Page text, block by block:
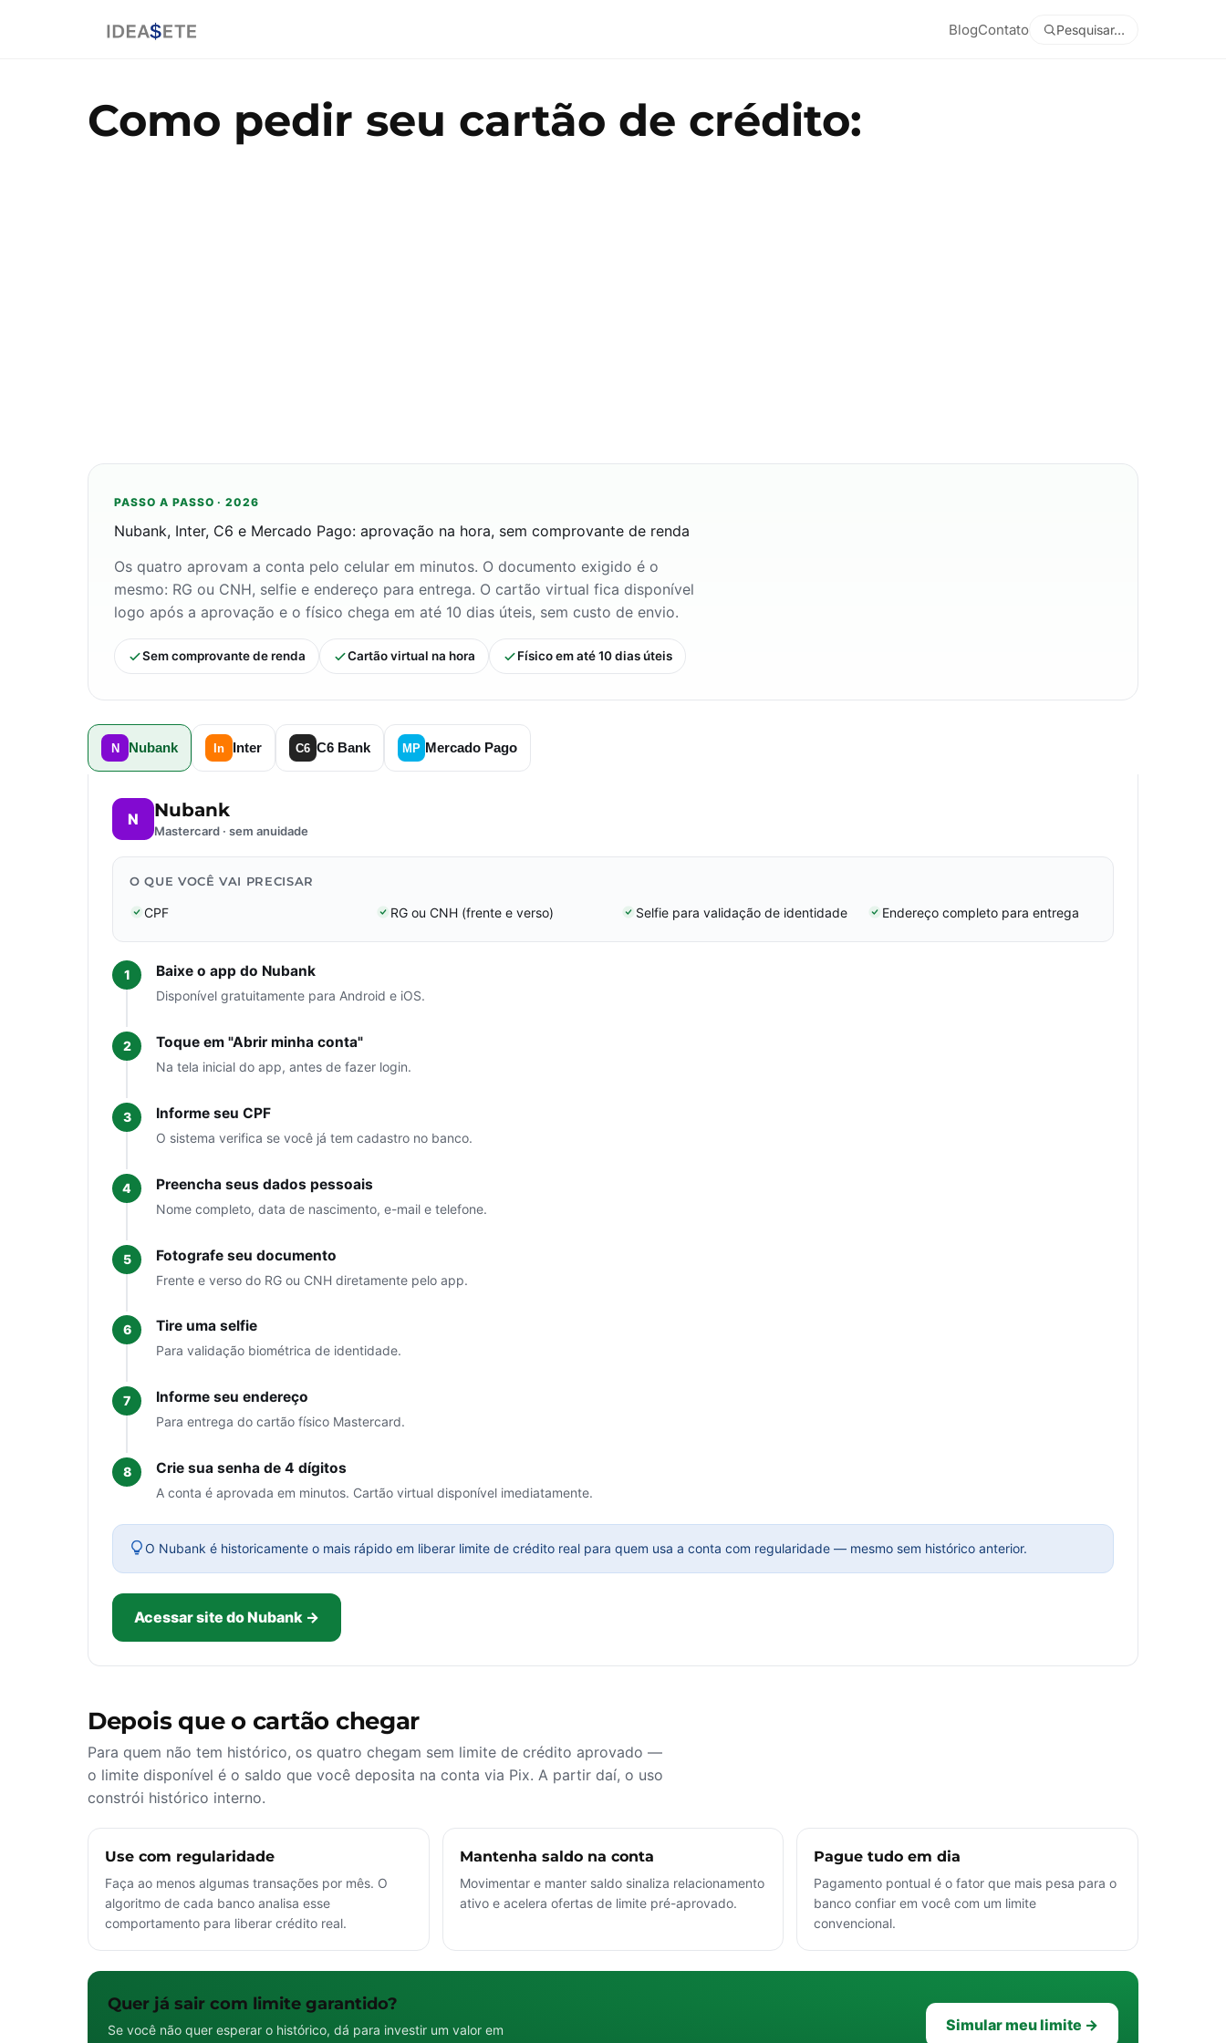
BlogContato Pesquisar…
Como pedir seu cartão de crédito:
PASSO A PASSO · 2026
Nubank, Inter, C6 e Mercado Pago: aprovação na hora, sem comprovante de renda
Os quatro aprovam a conta pelo celular em minutos. O documento exigido é o
mesmo: RG ou CNH, selfie e endereço para entrega. O cartão virtual fica disponível
logo após a aprovação e o físico chega em até 10 dias úteis, sem custo de envio.
Sem comprovante de renda Cartão virtual na hora Físico em até 10 dias úteis
N Nubank In Inter C6 C6 Bank MP Mercado Pago
N Nubank
Mastercard · sem anuidade
O QUE VOCÊ VAI PRECISAR
CPF RG ou CNH (frente e verso) Selfie para validação de identidade Endereço completo para entrega
Baixe o app do Nubank
Disponível gratuitamente para Android e iOS.
Toque em "Abrir minha conta"
Na tela inicial do app, antes de fazer login.
Informe seu CPF
O sistema verifica se você já tem cadastro no banco.
Preencha seus dados pessoais
Nome completo, data de nascimento, e-mail e telefone.
Fotografe seu documento
Frente e verso do RG ou CNH diretamente pelo app.
Tire uma selfie
Para validação biométrica de identidade.
Informe seu endereço
Para entrega do cartão físico Mastercard.
Crie sua senha de 4 dígitos
A conta é aprovada em minutos. Cartão virtual disponível imediatamente.
O Nubank é historicamente o mais rápido em liberar limite de crédito real para quem usa a conta com regularidade — mesmo sem histórico anterior.
Acessar site do Nubank →
Depois que o cartão chegar
Para quem não tem histórico, os quatro chegam sem limite de crédito aprovado —
o limite disponível é o saldo que você deposita na conta via Pix. A partir daí, o uso
constrói histórico interno.
Use com regularidade
Faça ao menos algumas transações por mês. O
algoritmo de cada banco analisa esse
comportamento para liberar crédito real.
Mantenha saldo na conta
Movimentar e manter saldo sinaliza relacionamento
ativo e acelera ofertas de limite pré-aprovado.
Pague tudo em dia
Pagamento pontual é o fator que mais pesa para o
banco confiar em você com um limite
convencional.
Quer já sair com limite garantido?
Se você não quer esperar o histórico, dá para investir um valor em
Simular meu limite →